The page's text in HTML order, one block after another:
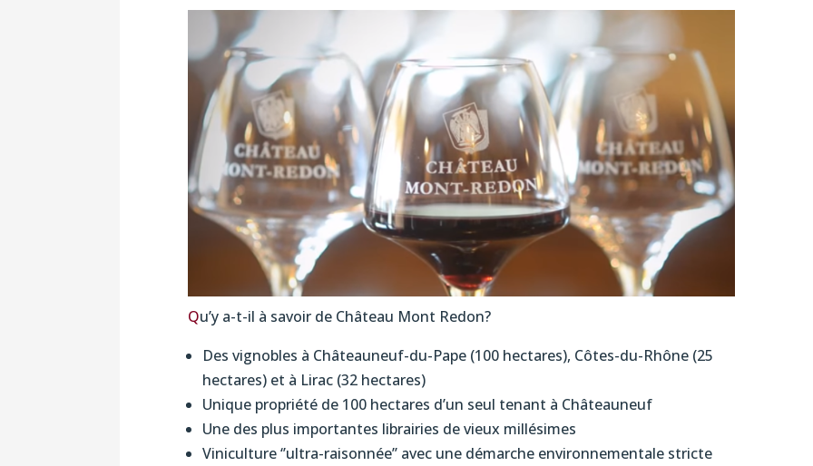
Qu’y a-t-il à savoir de Château Mont Redon?
Des vignobles à Châteauneuf-du-Pape (100 hectares), Côtes-du-Rhône (25
hectares) et à Lirac (32 hectares)
Unique propriété de 100 hectares d’un seul tenant à Châteauneuf
Une des plus importantes librairies de vieux millésimes
Viniculture ‘’ultra-raisonnée’’ avec une démarche environnementale stricte